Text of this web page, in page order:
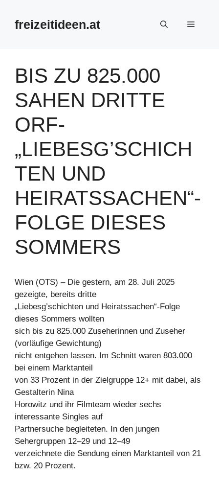
Inhalt
springenfreizeitideen.at Menü
BIS ZU 825.000
SAHEN DRITTE
ORF-
„LIEBESG’SCHICH
TEN UND
HEIRATSSACHEN“-
FOLGE DIESES
SOMMERS
Wien (OTS) – Die gestern, am 28. Juli 2025
gezeigte, bereits dritte
„Liebesg’schichten und Heiratssachen“-Folge
dieses Sommers wollten
sich bis zu 825.000 Zuseherinnen und Zuseher
(vorläufige Gewichtung)
nicht entgehen lassen. Im Schnitt waren 803.000
bei einem Marktanteil
von 33 Prozent in der Zielgruppe 12+ mit dabei, als
Gestalterin Nina
Horowitz und ihr Filmteam wieder sechs
interessante Singles auf
Partnersuche begleiteten. In den jungen
Sehergruppen 12–29 und 12–49
verzeichnete die Sendung einen Marktanteil von 21
bzw. 20 Prozent.